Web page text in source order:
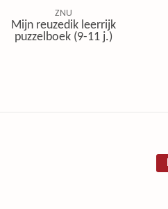
ZNU
Mijn reuzedik leerrijk
puzzelboek (9-11 j.)